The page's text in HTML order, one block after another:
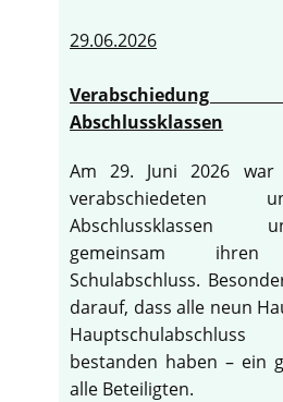
29.06.2026
Abschlussklassen
Am 29. Juni 2026
verabschiedeten
Abschlussklassen
gemeinsam ihren
Schulabschluss.
darauf, dass alle neun
bestanden haben – ein
alle Beteiligten.